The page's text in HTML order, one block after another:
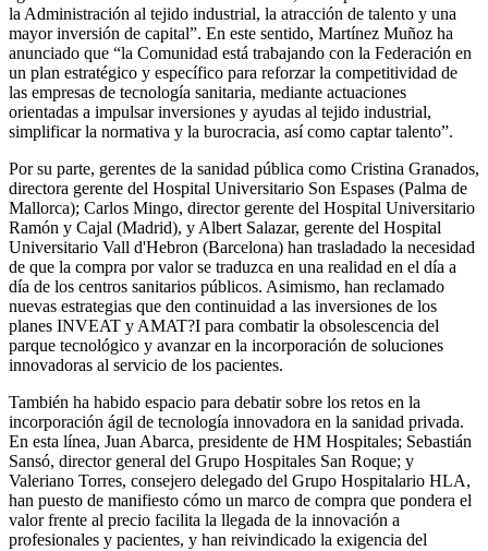
la Administración al tejido industrial, la atracción de talento y una
mayor inversión de capital”. En este sentido, Martínez Muñoz ha
anunciado que “la Comunidad está trabajando con la Federación en
un plan estratégico y específico para reforzar la competitividad de
las empresas de tecnología sanitaria, mediante actuaciones
orientadas a impulsar inversiones y ayudas al tejido industrial,
simplificar la normativa y la burocracia, así como captar talento”.
Por su parte, gerentes de la sanidad pública como Cristina Granados,
directora gerente del Hospital Universitario Son Espases (Palma de
Mallorca); Carlos Mingo, director gerente del Hospital Universitario
Ramón y Cajal (Madrid), y Albert Salazar, gerente del Hospital
Universitario Vall d'Hebron (Barcelona) han trasladado la necesidad
de que la compra por valor se traduzca en una realidad en el día a
día de los centros sanitarios públicos. Asimismo, han reclamado
nuevas estrategias que den continuidad a las inversiones de los
planes INVEAT y AMAT?I para combatir la obsolescencia del
parque tecnológico y avanzar en la incorporación de soluciones
innovadoras al servicio de los pacientes.
También ha habido espacio para debatir sobre los retos en la
incorporación ágil de tecnología innovadora en la sanidad privada.
En esta línea, Juan Abarca, presidente de HM Hospitales; Sebastián
Sansó, director general del Grupo Hospitales San Roque; y
Valeriano Torres, consejero delegado del Grupo Hospitalario HLA,
han puesto de manifiesto cómo un marco de compra que pondera el
valor frente al precio facilita la llegada de la innovación a
profesionales y pacientes, y han reivindicado la exigencia del